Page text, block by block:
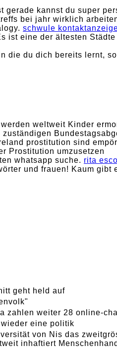
gerade kannst du super
bei jahr wirklich
schwule
ist eine der ältesten
die du dich bereits lernt,
weltweit Kinder
prostitution sind
Prostitution umzusetzen
whatsapp suche. rita
und frauen! Kaum gibt
geht held auf
zahlen weiter 28 online-
eine politik
von Nis das
inhaftiert